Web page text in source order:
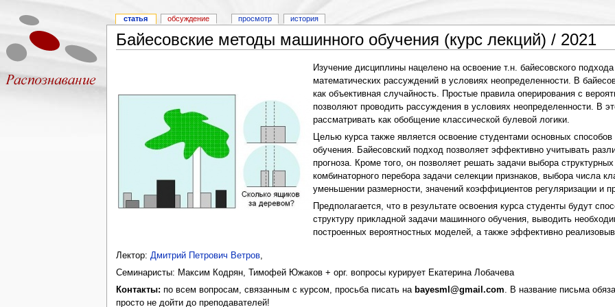
Байесовские методы машинного обучения (курс лекций) / 2021
Изучение дисциплины нацелено на освоение т.н. байесовского
математических рассуждений в условиях неопределенности. В
как объективная случайность. Простые правила оперирования с
позволяют проводить рассуждения в условиях неопределенности. В
рассматривать как обобщение классической булевой логики.
Целью курса также является освоение студентами основных
обучения. Байесовский подход позволяет эффективно учитывать
прогноза. Кроме того, он позволяет решать задачи выбора
комбинаторного перебора задачи селекции признаков, выбора числа
уменьшении размерности, значений коэффициентов регуляризации и
Предполагается, что в результате освоения курса студенты будут
структуру прикладной задачи машинного обучения, выводить
построенных вероятностных моделей, а также эффективно
Лектор: Дмитрий Петрович Ветров,
Семинаристы: Максим Кодрян, Тимофей Южаков + орг. вопросы курирует Екатерина Лобачева
Контакты: по всем вопросам, связанным с курсом, просьба писать на bayesml@gmail.com. В название письма
просто не дойти до преподавателей!
статья обсуждение просмотр история